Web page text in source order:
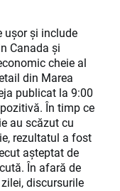
ușor și include
Canada și
cheie al
din Marea
publicat la 9:00
În timp ce
au scăzut cu
rezultatul a fost
așteptat de
În afară de
discursurile